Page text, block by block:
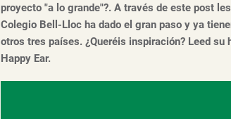
proyecto "a lo grande"?. A través de este post
Colegio Bell-Lloc ha dado el gran paso y ya
otros tres países. ¿Queréis inspiración? Leed
Happy Ear.